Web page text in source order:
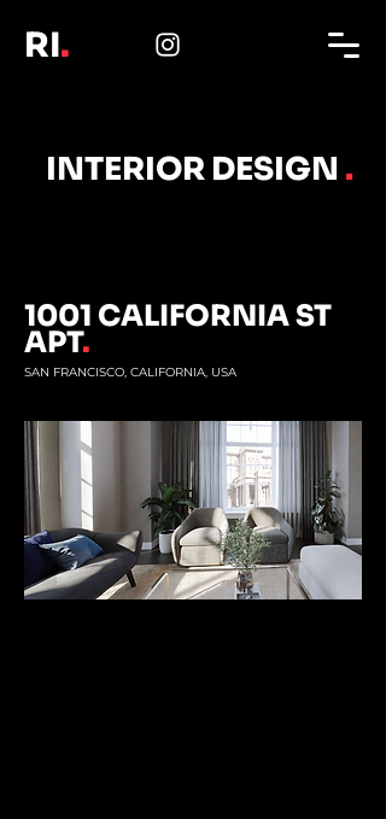
RI.
INTERIOR DESIGN .
1001 CALIFORNIA ST
APT.
SAN FRANCISCO, CALIFORNIA, USA